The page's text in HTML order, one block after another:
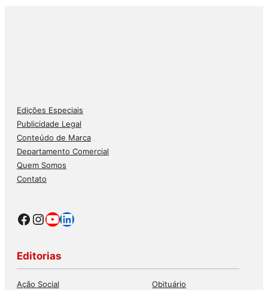
Edições Especiais
Publicidade Legal
Conteúdo de Marca
Departamento Comercial
Quem Somos
Contato
Facebook
Instagram
Youtube
LinkedIn
Editorias
Ação Social
Obituário